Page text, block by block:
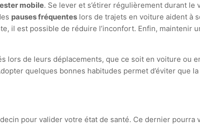
mobile. Se lever et s’étirer régulièrement durant
pauses fréquentes lors de trajets en voiture aident à
il est possible de réduire l’inconfort. Enfin, maintenir
lors de leurs déplacements, que ce soit en voiture ou
quelques bonnes habitudes permet d’éviter que
pour valider votre état de santé. Ce dernier